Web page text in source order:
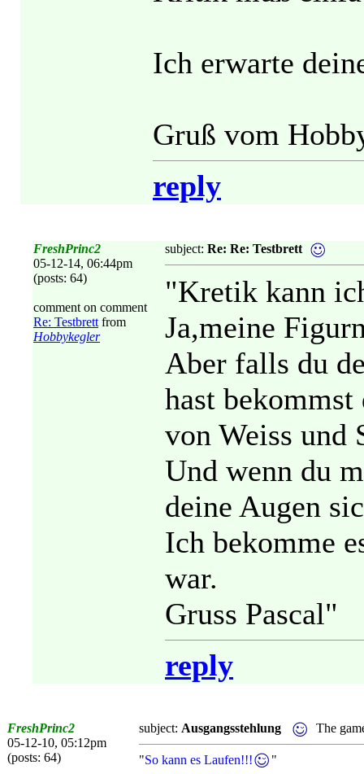
Ich erwarte
Gruß vom
reply
FreshPrinc2
05-12-14, 06:44pm
(posts: 64)
comment on comment
Re: Testbrett from
Hobbykegler
subject: Re: Re: Testbrett
"Kretik kann
Ja,meine
Aber falls du
hast bekommst
von Weiss und
Und wenn du
deine Augen
Ich bekomme
war.
Gruss Pascal"
reply
FreshPrinc2
05-12-10, 05:12pm
(posts: 64)
subject: Ausgangsstehlung The
"So kann es Laufen!!! "